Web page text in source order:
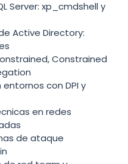
Server: xp_cmdshell y
Active Directory:
Constrained
con DPI y
en redes
de ataque